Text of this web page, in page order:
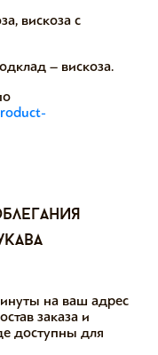
вискоза с
– вискоза.
на ваш адрес
заказа и
для